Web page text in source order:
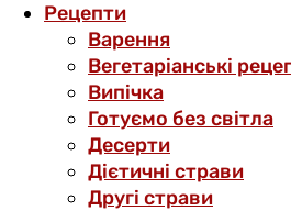
Рецепти
Варення
Вегетаріанські
Випічка
Готуємо без світла
Десерти
Дієтичні страви
Другі страви